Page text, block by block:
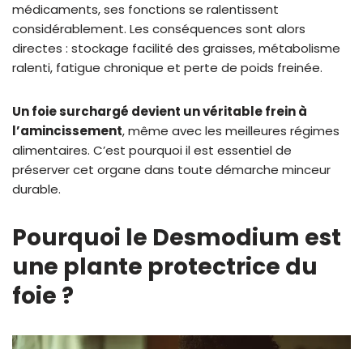
médicaments, ses fonctions se ralentissent
considérablement. Les conséquences sont alors
directes : stockage facilité des graisses, métabolisme
ralenti, fatigue chronique et perte de poids freinée.
Un foie surchargé devient un véritable frein à
l’amincissement, même avec les meilleures régimes
alimentaires. C’est pourquoi il est essentiel de
préserver cet organe dans toute démarche minceur
durable.
Pourquoi le Desmodium est
une plante protectrice du
foie ?